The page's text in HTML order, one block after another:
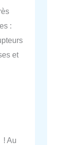
:
et
! Au